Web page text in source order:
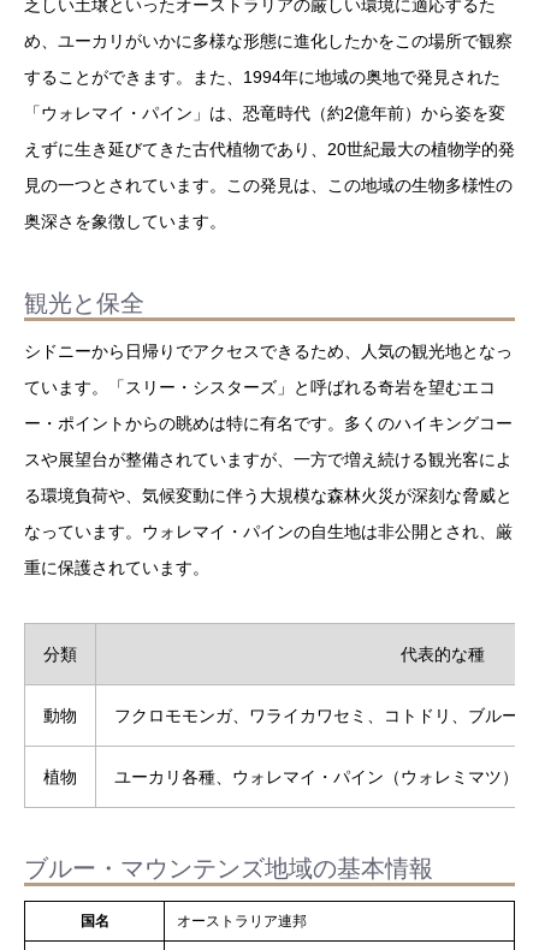
乏しい土壌といったオーストラリアの厳しい環境に適応するた
め、ユーカリがいかに多様な形態に進化したかをこの場所で観察
することができます。また、1994年に地域の奥地で発見された
「ウォレマイ・パイン」は、恐竜時代（約2億年前）から姿を変
えずに生き延びてきた古代植物であり、20世紀最大の植物学的発
見の一つとされています。この発見は、この地域の生物多様性の
奥深さを象徴しています。
観光と保全
シドニーから日帰りでアクセスできるため、人気の観光地となっ
ています。「スリー・シスターズ」と呼ばれる奇岩を望むエコ
ー・ポイントからの眺めは特に有名です。多くのハイキングコー
スや展望台が整備されていますが、一方で増え続ける観光客によ
る環境負荷や、気候変動に伴う大規模な森林火災が深刻な脅威と
なっています。ウォレマイ・パインの自生地は非公開とされ、厳
重に保護されています。
分類 代表的な種
動物 フクロモモンガ、ワライカワセミ、コトドリ、ブルー
植物 ユーカリ各種、ウォレマイ・パイン（ウォレミマツ）
ブルー・マウンテンズ地域の基本情報
国名 オーストラリア連邦